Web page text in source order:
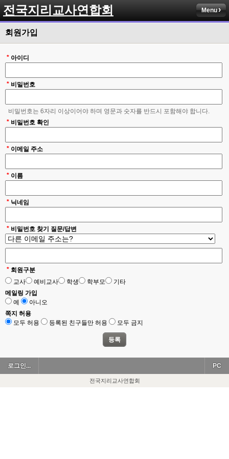
전국지리교사연합회 Menu
회원가입
아이디
*
비밀번호
*
비밀번호는 6자리 이상이어야 하며 영문과 숫자를 반드시 포함해야 합니다.
비밀번호 확인
*
* 이메일 주소
* 이름
* 닉네임
* 비밀번호 찾기 질문/답변
* 회원구분
교사
예비교사 학생 학부모
기타
메일링 가입
예
아니오
쪽지 허용
모두 허용
등록된 친구들만 허용 모두 금지
로그인... PC
전국지리교사연합회